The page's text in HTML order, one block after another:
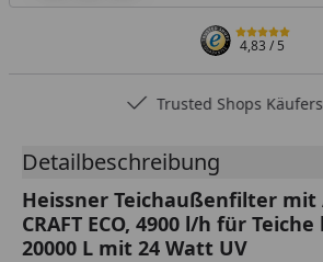
4,83/ 5
Trusted Shops
Detailbeschreibung
Heissner Teichaußenfilter mit
CRAFT ECO, 4900 l/h für Teiche
20000 L mit 24 Watt UV